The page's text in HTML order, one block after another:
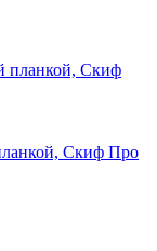
Скиф Про